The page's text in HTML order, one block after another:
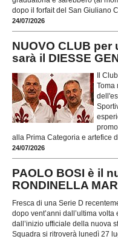
dopo il forfait del San Giuliano
24/07/2026
NUOVO CLUB per
sarà il DIESSE
Il
Toma
alla Prima Categoria e artefice
24/07/2026
PAOLO BOSI è il
RONDINELLA
Fresca di una Serie D
dopo vent’anni dall’ultima volta
dall’inizio ufficiale della nuova
Squadra si ritroverà lunedì 27